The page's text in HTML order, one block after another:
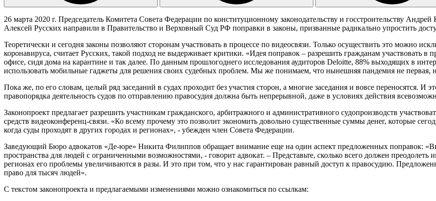
26 марта 2020 г. Председатель Комитета Совета Федерации по конституционному законодательству и госстроительству
Алексей Русских направили в Правительство и Верховный Суд РФ поправки в законы, призванные радикально упростить
Теоретически и сегодня законы позволяют сторонам участвовать в процессе по видеосвязи. Только осуществить это можно
коронавируса, считает Русских, такой подход не выдерживает критики. «Идея поправок – разрешить гражданам участвовать в
офисе, сидя дома на карантине и так далее. По данным прошлогоднего исследования аудиторов Deloitte, 88% выходящих в
использовать мобильные гаджеты для решения своих судебных проблем. Мы же понимаем, что нынешняя пандемия не первая,
Пока же, по его словам, целый ряд заседаний в судах проходит без участия сторон, а многие заседания и вовсе переносятся. И
правопорядка деятельность судов по отправлению правосудия должна быть непрерывной, даже в условиях действия
Законопроект предлагает разрешить участникам гражданского, арбитражного и административного судопроизводств
средств видеоконференц-связи. «Ко всему прочему это позволит экономить довольно существенные суммы денег, которые
когда суды проходят в других городах и регионах», - убежден член Совета Федерации.
Заведующий Бюро адвокатов «Де-юре» Никита Филиппов обращает внимание еще на один аспект предложенных поправок:
пространства для людей с ограниченными возможностями, - говорит адвокат. – Представьте, сколько всего должен
регионах его проблемы увеличиваются в разы. И это при том, что у нас гарантирован равный доступ к правосудию.
право для тысяч людей».
С текстом законопроекта и предлагаемыми изменениями можно ознакомиться по ссылкам: